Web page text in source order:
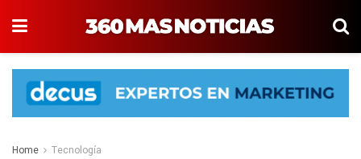
Home Tecnología